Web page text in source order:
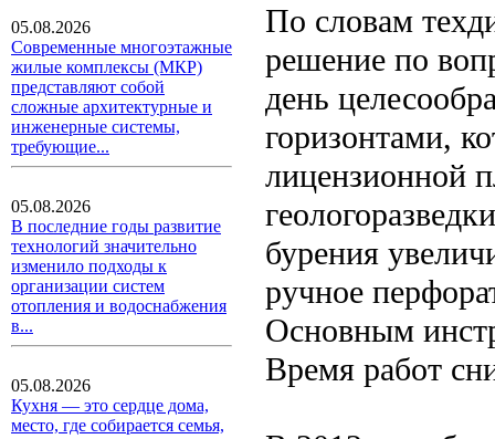
05.08.2026
Современные многоэтажные
жилые комплексы (МКР)
представляют собой
сложные архитектурные и
инженерные системы,
требующие...
05.08.2026
В последние годы развитие
технологий значительно
изменило подходы к
организации систем
отопления и водоснабжения
в...
05.08.2026
Кухня — это сердце дома,
место, где собирается семья,
По словам
решение по
день
горизонтами,
лицензионной
бурения
ручное
Основным
Время работ